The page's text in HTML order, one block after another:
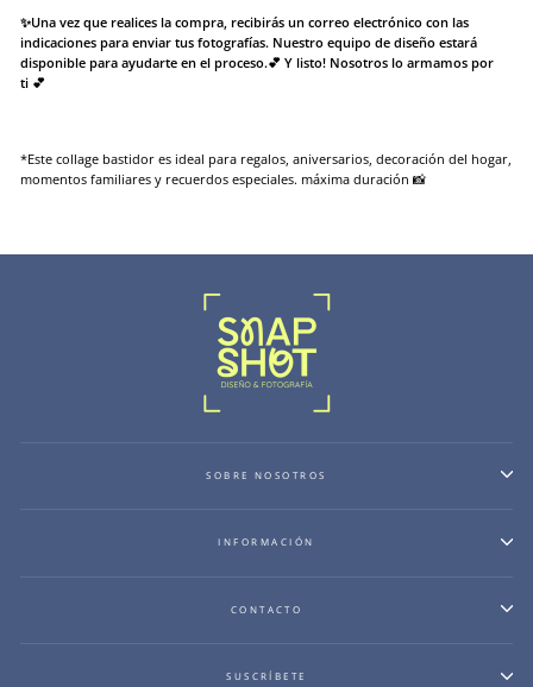
✨Una vez que realices la compra, recibirás un correo electrónico con las
indicaciones para enviar tus fotografías. Nuestro equipo de diseño estará
disponible para ayudarte en el proceso.💕 Y listo! Nosotros lo armamos por
ti 💕
*Este collage bastidor es ideal para regalos, aniversarios, decoración del hogar,
momentos familiares y recuerdos especiales. máxima duración 📸
SOBRE NOSOTROS
INFORMACIÓN
CONTACTO
SUSCRÍBETE